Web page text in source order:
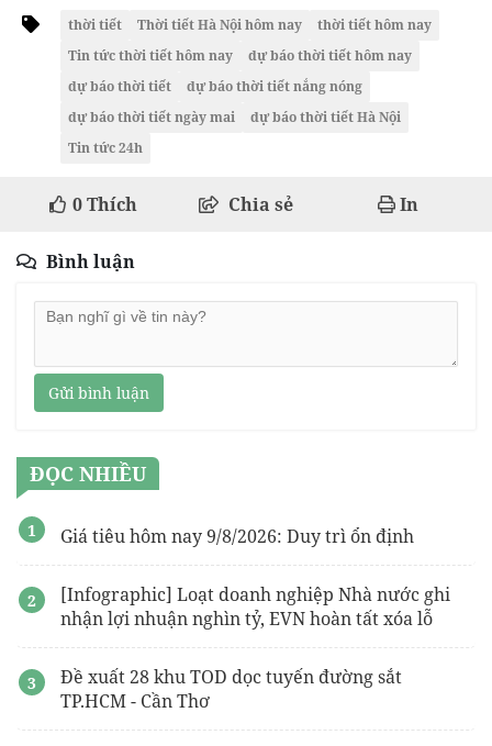
thời tiết Thời tiết Hà Nội hôm nay
thời tiết hôm nay
Tin tức thời tiết hôm nay
dự báo thời tiết hôm nay
dự báo thời tiết
dự báo thời tiết nắng nóng
dự báo thời tiết ngày mai
dự báo thời tiết Hà Nội
Tin tức 24h
0Thích Chia sẻ In
Bình luận
Gửi bình luận
ĐỌC NHIỀU
Giá tiêu hôm nay 9/8/2026: Duy trì ổn định
[Infographic] Loạt doanh nghiệp Nhà nước ghi
nhận lợi nhuận nghìn tỷ, EVN hoàn tất xóa lỗ
Đề xuất 28 khu TOD dọc tuyến đường sắt
TP.HCM - Cần Thơ